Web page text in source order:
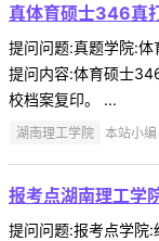
真体育硕士346真
提问问题:真题学院:
提问内容:体育硕士
校档案复印。 ...
湖南理工学院 本站小
报考点湖南理工学
提问问题:报考点学